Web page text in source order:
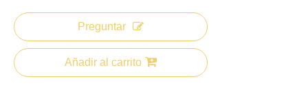
Preguntar
Añadir al carrito